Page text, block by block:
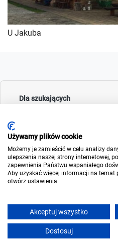
U Jakuba
Dla szukających
Dla wynajmujących
© 2006-2026Noclegowo.pl
Używamy plików cookie
Możemy je zamieścić w celu analizy
ulepszenia naszej strony internetowej,
zapewnienia Państwu wspaniałego
Aby uzyskać więcej informacji na temat
otwórz ustawienia.
Akceptuj wszystko
Dostosuj